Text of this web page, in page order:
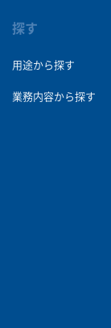
探す
用途から探す
業務内容から探す